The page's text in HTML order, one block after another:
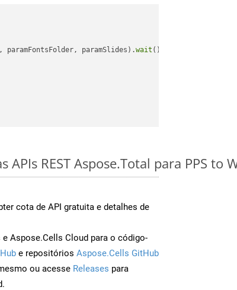
paramFontsFolder, paramSlides).wait ();
REST Aspose.Total para PPS to
cota de API gratuita e detalhes de
Aspose.Cells Cloud para o código-
e repositórios Aspose.Cells GitHub
ou acesse Releases para